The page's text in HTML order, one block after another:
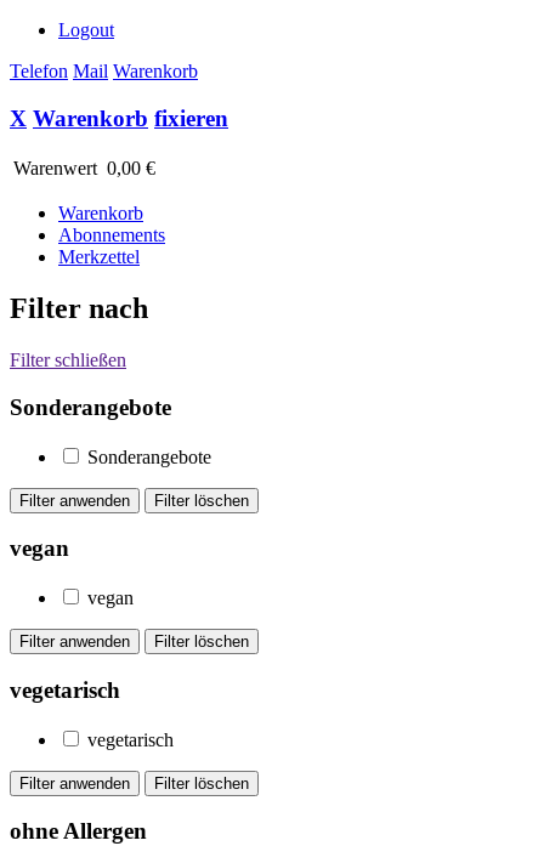
Logout
Telefon Mail Warenkorb
X Warenkorb fixieren
Warenwert 0,00 €
Warenkorb
Abonnements
Merkzettel
Filter nach
Filter schließen
Sonderangebote
Sonderangebote
vegan
vegan
vegetarisch
vegetarisch
ohne Allergen